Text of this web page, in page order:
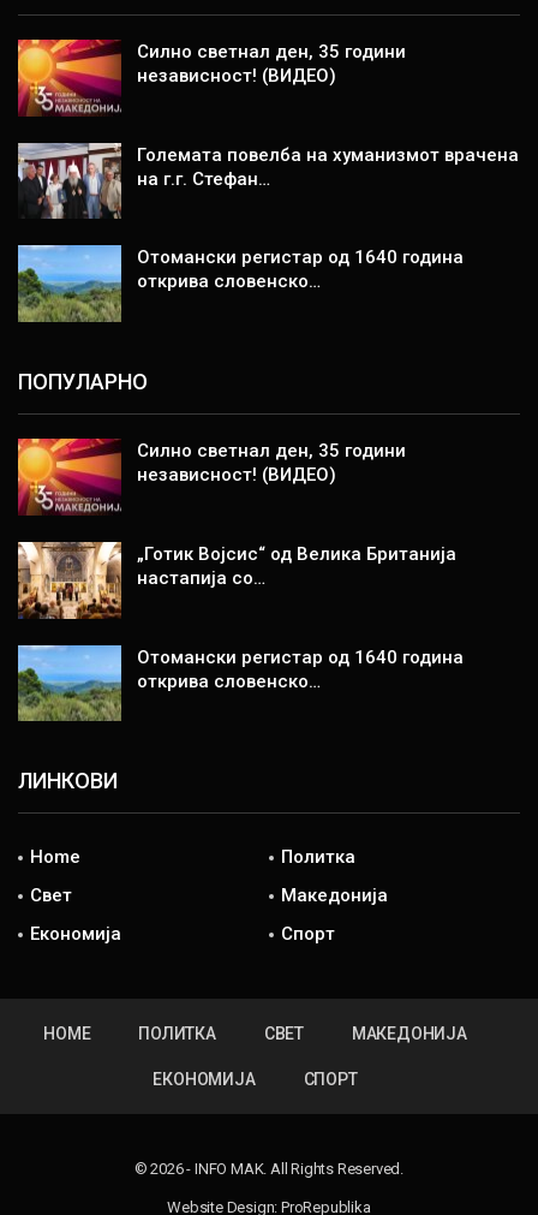
Силно светнал ден, 35 години
независност! (ВИДЕО)
Големата повелба на хуманизмот врачена
на г.г. Стефан…
Отомански регистар од 1640 година
открива словенско…
ПОПУЛАРНО
Силно светнал ден, 35 години
независност! (ВИДЕО)
„Готик Војсис“ од Велика Британија
настапија со…
Отомански регистар од 1640 година
открива словенско…
ЛИНКОВИ
Home
Политка
Свет
Македонија
Економија
Спорт
HOME ПОЛИТКА СВЕТ МАКЕДОНИЈА
ЕКОНОМИЈА СПОРТ
© 2026 - INFO MAK. All Rights Reserved.
Website Design:ProRepublika